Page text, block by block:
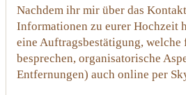
Nachdem ihr mir über das
Informationen zu eurer Hochzeit
eine Auftragsbestätigung,
besprechen, organisatorische
Entfernungen) auch online per